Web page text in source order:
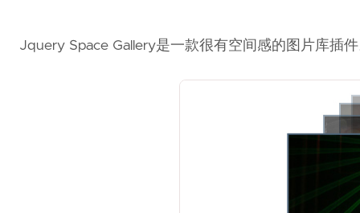
Jquery Space Gallery是一款很有空间感的图片库插